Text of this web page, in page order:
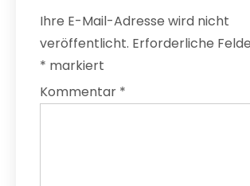
Ihre E-Mail-Adresse wird nicht
veröffentlicht. Erforderliche
* markiert
Kommentar *